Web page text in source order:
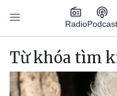
Nhảy đến nội dung
RadioPodcast
Main navigation
Từ khóa tìm